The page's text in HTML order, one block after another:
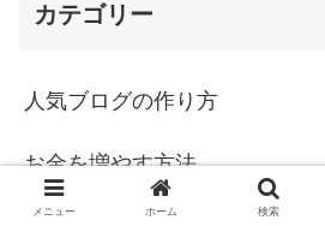
カテゴリー
人気ブログの作り方
お金を増やす方法
メニュー ホーム 検索